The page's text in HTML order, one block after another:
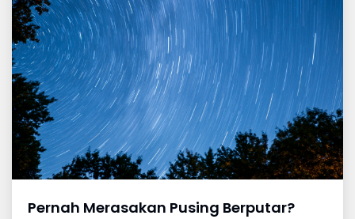
Pernah Merasakan Pusing Berputar?